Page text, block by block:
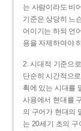
는 사람이라도 비
기준은 상당히 느
어이기는 하되 언
용을 자제하여야
2. 시대적 기준으
단순히 시간적으
획에 있는 시대를
사용에서 현대를
의 구어가 현대의
는 20세기 초의 구